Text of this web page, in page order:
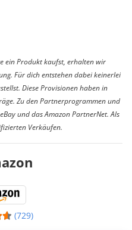
ein Produkt kaufst, erhalten wir
Für dich entstehen dabei keinerlei
Diese Provisionen haben in
Zu den Partnerprogrammen und
und das Amazon PartnerNet. Als
Verkäufen.
(729)